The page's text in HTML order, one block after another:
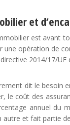
et
est avant
une opération de
2014/17/
dit le besoin
le coût des
annuel du
autre et fait partie